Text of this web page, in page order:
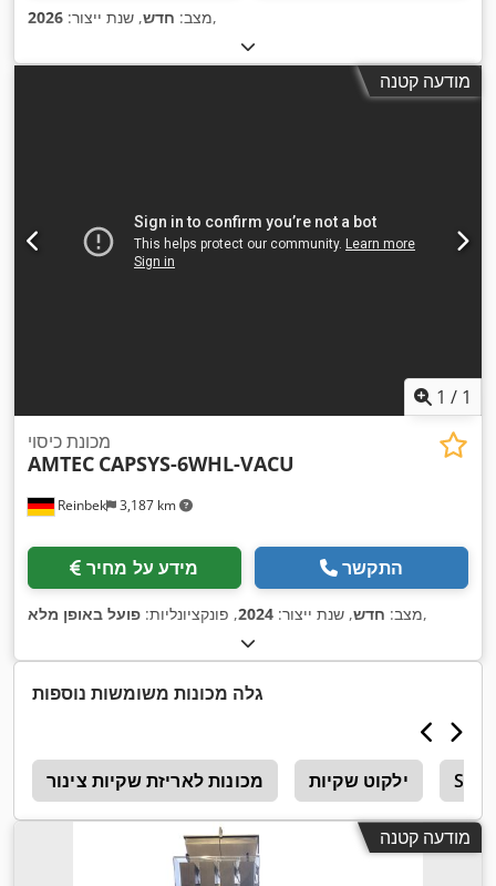
מצב: חדש, שנת ייצור: 2026 ,
מודעה קטנה
1 / 1
Reinbek 3,187 km
מכונת כיסוי
AMTEC CAPSYS-6WHL-VACU
מידע על מחיר התקשר
מצב: חדש, שנת ייצור: 2024, פונקציונליות: פועל באופן מלא ,
גלה מכונות משומשות נוספות
מכונות לאריזת שקיות צינור ילקוט שקיות
מודעה קטנה